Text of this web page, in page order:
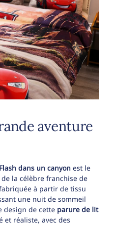
aventure
dans un canyon est le
la célèbre franchise de
à partir de tissu
une nuit de sommeil
design de cette parure de lit
et réaliste, avec des